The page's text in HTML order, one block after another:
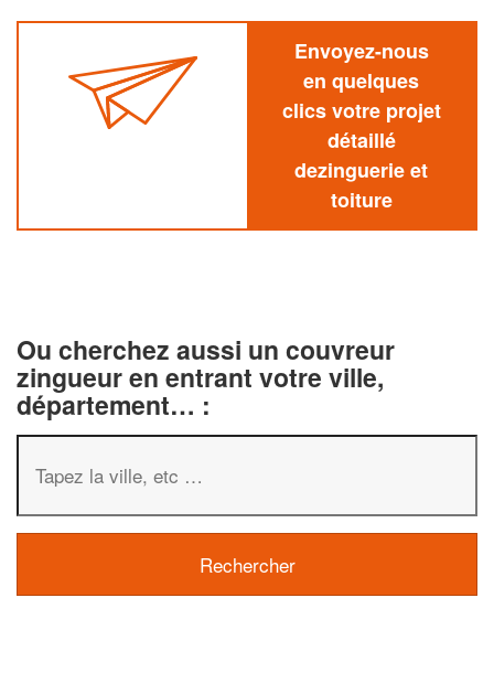
Envoyez-nous
en quelques
clics votre projet
détaillé
dezinguerie et
toiture
Ou cherchez aussi un couvreur
zingueur en entrant votre ville,
département… :